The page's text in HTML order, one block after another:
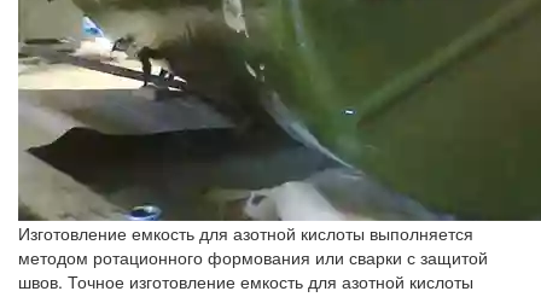
Изготовление емкость для азотной кислоты выполняется
методом ротационного формования или сварки с защитой
швов. Точное изготовление емкость для азотной кислоты